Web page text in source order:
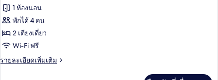
ปลอด
บุหรี่
(No
VIew)
ทั้งหมด
ของ
ห้อง
ทวิน,
ปลอด
1 ห้องนอน
พักได้ 4 คน
2 เตียงเดี่ยว
Wi-Fi ฟรี
รายละเอียดเพิ่มเติม
ราย